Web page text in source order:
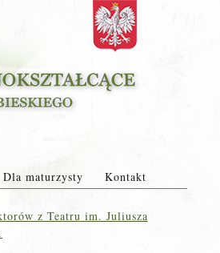
Dla maturzysty Kontakt
z Teatru im. Juliusza